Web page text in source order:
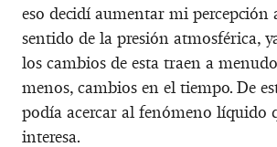
eso decidí aumentar mi percepción
sentido de la presión atmosférica,
los cambios de esta traen a
menos, cambios en el tiempo. De
podía acercar al fenómeno líquido
interesa.